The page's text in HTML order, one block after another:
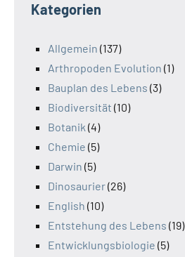
Kategorien
Allgemein (137)
Arthropoden Evolution (1)
Bauplan des Lebens (3)
Biodiversität (10)
Botanik (4)
Chemie (5)
Darwin (5)
Dinosaurier(26)
English (10)
Entstehung des Lebens (19)
Entwicklungsbiologie (5)